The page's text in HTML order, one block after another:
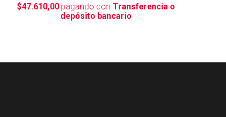
$47.610,00 pagando con Transferencia o
depósito bancario